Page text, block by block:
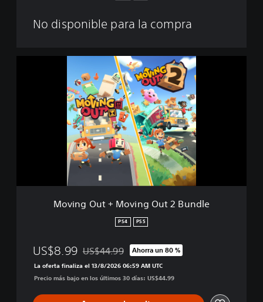
No disponible para la compra
o
Moving Out + Moving Out 2 Bundle
PS4 PS5
US$8.99 Rebajado del precio original de US$44.99
US$44.99 Ahorra un 80 %
La oferta finaliza el 13/8/2026 06:59 AM UTC
Precio más bajo en los últimos 30 días: US$44.99